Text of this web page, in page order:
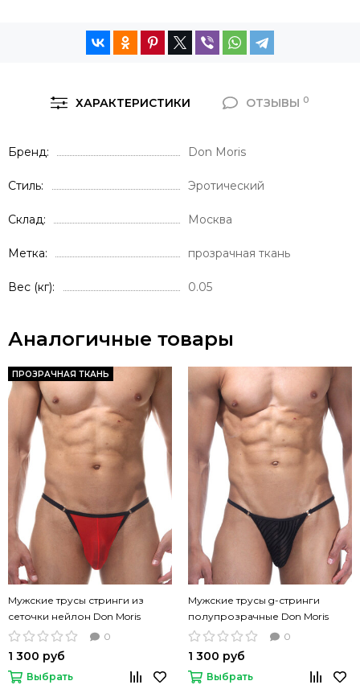
ХАРАКТЕРИСТИКИ ОТЗЫВЫ 0
Бренд Don Moris
Стиль Эротический
Склад Москва
Метка прозрачная ткань
Вес (кг) 0.05
Аналогичные товары
ПРОЗРАЧНАЯ ТКАНЬ
Мужские трусы стринги из
сеточки нейлон Don Moris
красные
0
1 300 руб
Выбрать
Мужские трусы g-стринги
полупрозрачные Don Moris
черные
0
1 300 руб
Выбрать